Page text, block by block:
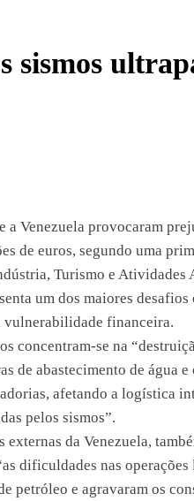
sismos
a Venezuela provocaram
de euros, segundo uma
Turismo e Atividades
um dos maiores
vulnerabilidade financeira.
concentram-se na
de abastecimento de água
afetando a logística
pelos sismos”.
da Venezuela,
dificuldades nas
petróleo e agravaram os